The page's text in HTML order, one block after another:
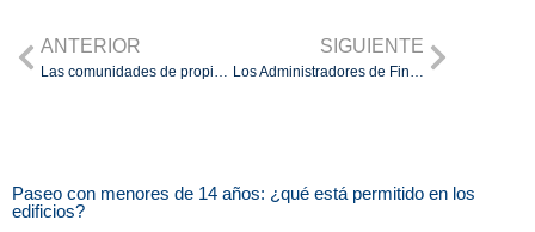
ANTERIOR SIGUIENTE
Paseo con menores de 14 años: ¿qué está permitido en los
edificios?